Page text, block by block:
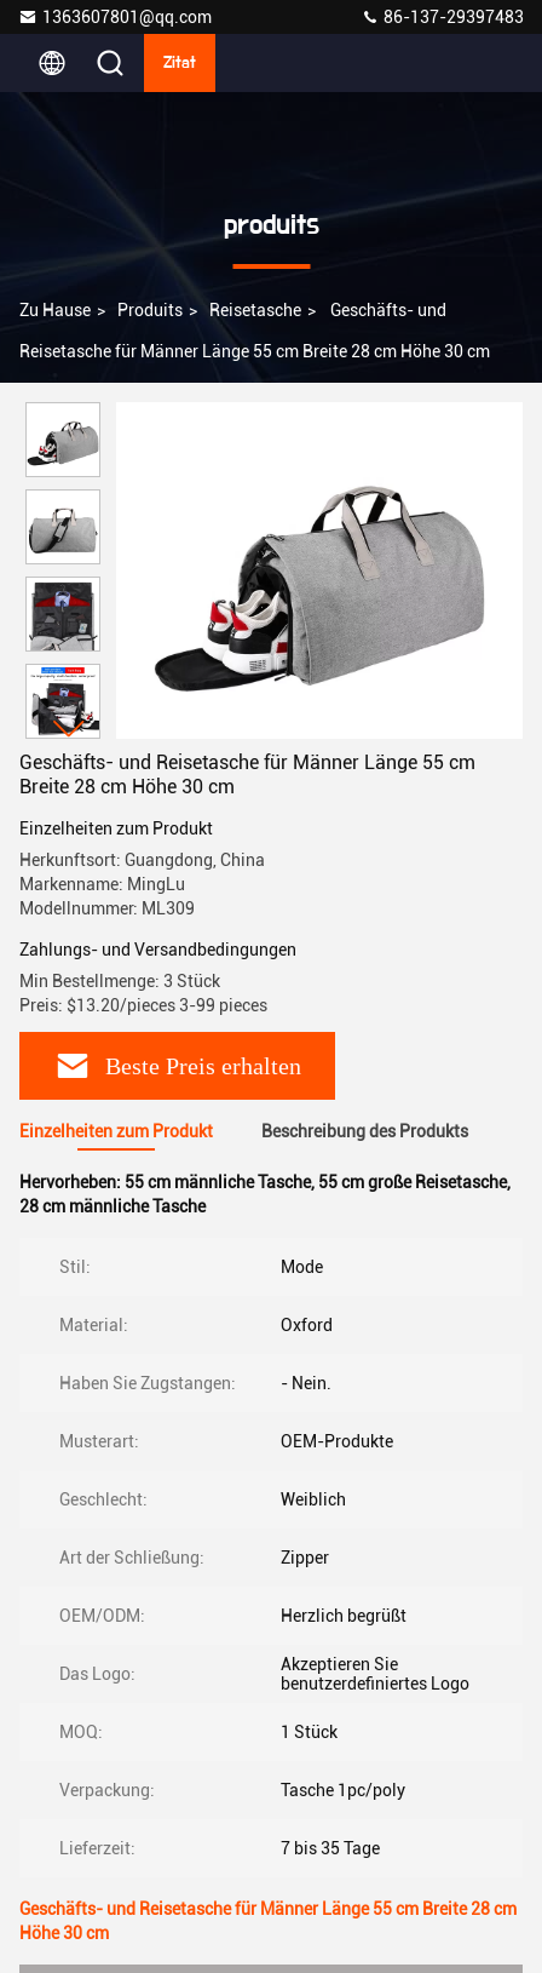
1363607801@qq.com 86-137-29397483
Zitat
produits
Zu Hause > Produits > Reisetasche > Geschäfts- und
Reisetasche für Männer Länge 55 cm Breite 28 cm Höhe 30 cm
Geschäfts- und Reisetasche für Männer Länge 55 cm
Breite 28 cm Höhe 30 cm
Einzelheiten zum Produkt
Herkunftsort: Guangdong, China
Markenname: MingLu
Modellnummer: ML309
Zahlungs- und Versandbedingungen
Min Bestellmenge: 3 Stück
Preis: $13.20/pieces 3-99 pieces
Beste Preis erhalten
Einzelheiten zum Produkt Beschreibung des Produkts
Hervorheben: 55 cm männliche Tasche, 55 cm große Reisetasche,
28 cm männliche Tasche
Stil: Mode
Material: Oxford
Haben Sie Zugstangen: - Nein.
Musterart: OEM-Produkte
Geschlecht: Weiblich
Art der Schließung: Zipper
OEM/ODM: Herzlich begrüßt
Das Logo:
Akzeptieren Sie
benutzerdefiniertes Logo
MOQ: 1 Stück
Verpackung: Tasche 1pc/poly
Lieferzeit: 7 bis 35 Tage
Geschäfts- und Reisetasche für Männer Länge 55 cm Breite 28 cm
Höhe 30 cm